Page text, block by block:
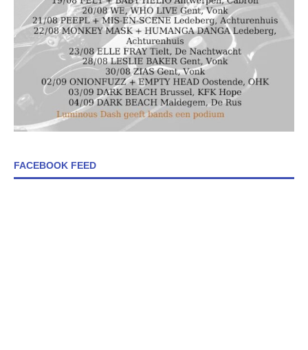
FACEBOOK FEED